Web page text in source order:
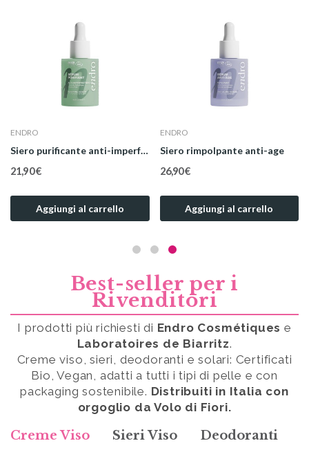
ENDRO
Siero antimacchie
27,50 €
Aggiungi al carrello
ENDRO
Siero idratante
14,49 €
Aggiungi al carrello
LABORATOIRES DE BIARRITZ
Le Sèrum de Biarritz - Viso
LABORATOIRES DE BIARRITZ
Siero anti macchie
Best-seller per i
Rivenditori
I prodotti più richiesti di Endro Cosmétiques e
Laboratoires de Biarritz.
Creme viso, sieri, deodoranti e solari: Certificati
Bio, Vegan, adatti a tutti i tipi di pelle e con
packaging sostenibile. Distribuiti in Italia con
orgoglio da Volo di Fiori.
Creme Viso Sieri Viso Deodoranti